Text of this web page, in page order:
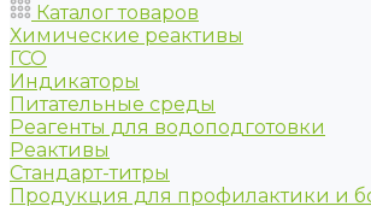
Каталог товаров
Химические реактивы
ГСО
Индикаторы
Питательные среды
Реагенты для водоподготовки
Реактивы
Стандарт-титры
Продукция для профилактики и